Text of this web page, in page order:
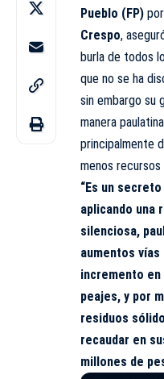
Pueblo (FP)
Crespo,
burla de todos
que no se ha
sin embargo su
manera
principalmente
menos
“Es un
aplicando una
silenciosa,
aumentos
incremento en
peajes, y por
residuos
recaudar en
millones de